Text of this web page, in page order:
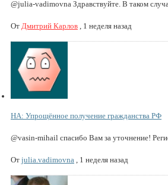
@julia-vadimovna Здравствуйте. В таком
От Дмитрий Карлов 1 неделя назад
НА: Упрощённое получение гражданства РФ
@vasin-mihail спасибо Вам за уточнение!
От julia.vadimovna 1 неделя назад